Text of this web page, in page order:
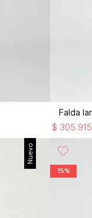
$ 305.915
Nuevo
15%